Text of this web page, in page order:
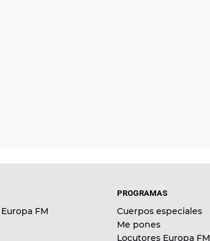
FM
PROGRAMAS
Cuerpos especiales
Me pones
Locutores Europa FM